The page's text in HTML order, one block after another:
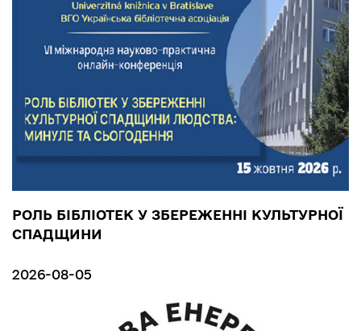
РОЛЬ БІБЛІОТЕК У ЗБЕРЕЖЕННІ КУЛЬТУРНОЇ
СПАДЩИНИ
2026-08-05